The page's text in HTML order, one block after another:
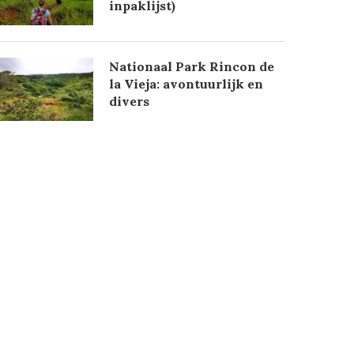
inpaklijst)
Nationaal Park Rincon de
la Vieja: avontuurlijk en
divers